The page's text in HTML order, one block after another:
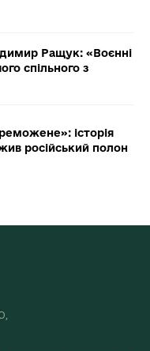
Ращук: «Воєнні
спільного з
історія
російський полон